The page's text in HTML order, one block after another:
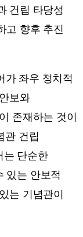
건립 타당성
고 향후 추진
가 좌우 정치적
보와
존재하는 것이
관 건립
는 단순한
있는 안보적
는 기념관이